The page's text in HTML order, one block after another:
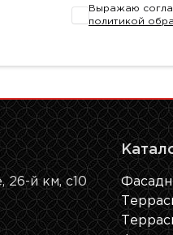
Выражаю
политикой
26-й км, с10